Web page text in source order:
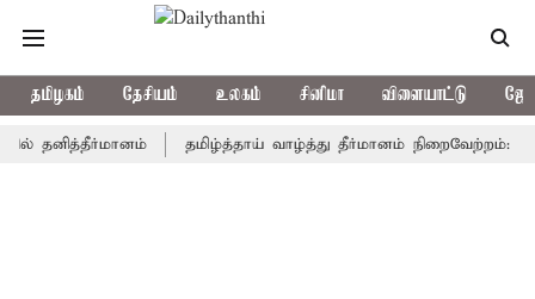
தமிழகம் தேசியம் உலகம் சினிமா விளையாட்டு
தமிழ்த்தாய் வாழ்த்து தீர்மானம் நிறைவேற்றம்: முதல்-